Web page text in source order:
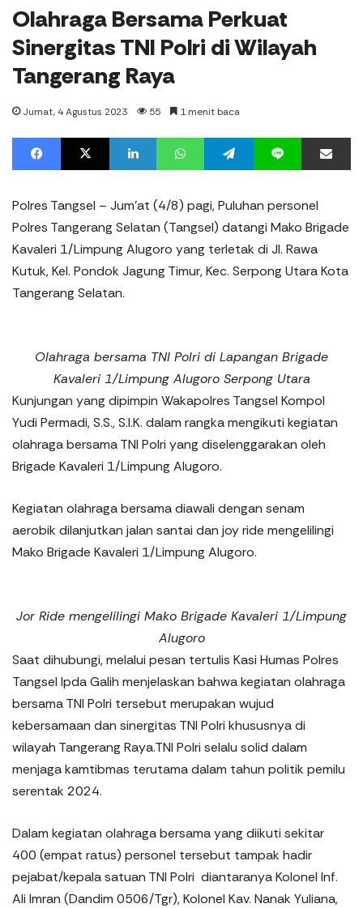
Olahraga Bersama Perkuat
Sinergitas TNI Polri di Wilayah
Tangerang Raya
Jumat, 4 Agustus 2023 55 1 menit baca
FacebookX LinkedIn WhatsAppTelegramLine %s
Polres Tangsel – Jum’at (4/8) pagi, Puluhan personel
Polres Tangerang Selatan (Tangsel) datangi Mako Brigade
Kavaleri 1/Limpung Alugoro yang terletak di Jl. Rawa
Kutuk, Kel. Pondok Jagung Timur, Kec. Serpong Utara Kota
Tangerang Selatan.
Olahraga bersama TNI Polri di Lapangan Brigade
Kavaleri 1/Limpung Alugoro Serpong Utara
Kunjungan yang dipimpin Wakapolres Tangsel Kompol
Yudi Permadi, S.S., S.I.K. dalam rangka mengikuti kegiatan
olahraga bersama TNI Polri yang diselenggarakan oleh
Brigade Kavaleri 1/Limpung Alugoro.
Kegiatan olahraga bersama diawali dengan senam
aerobik dilanjutkan jalan santai dan joy ride mengelilingi
Mako Brigade Kavaleri 1/Limpung Alugoro.
Jor Ride mengelilingi Mako Brigade Kavaleri 1/Limpung
Alugoro
Saat dihubungi, melalui pesan tertulis Kasi Humas Polres
Tangsel Ipda Galih menjelaskan bahwa kegiatan olahraga
bersama TNI Polri tersebut merupakan wujud
kebersamaan dan sinergitas TNI Polri khususnya di
wilayah Tangerang Raya.TNI Polri selalu solid dalam
menjaga kamtibmas terutama dalam tahun politik pemilu
serentak 2024.
Dalam kegiatan olahraga bersama yang diikuti sekitar
400 (empat ratus) personel tersebut tampak hadir
pejabat/kepala satuan TNI Polri diantaranya Kolonel Inf.
Ali Imran (Dandim 0506/Tgr), Kolonel Kav. Nanak Yuliana,